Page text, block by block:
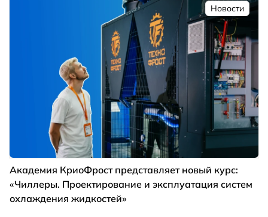
Новости
Академия КриоФрост представляет новый курс:
«Чиллеры. Проектирование и эксплуатация систем
охлаждения жидкостей»